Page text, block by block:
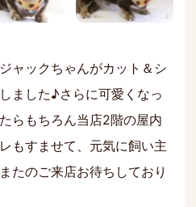
ャックちゃんがカット＆シ
ました♪さらに可愛くなっ
らもちろん当店2階の屋内
もすませて、元気に飼い主
たのご来店お待ちしており